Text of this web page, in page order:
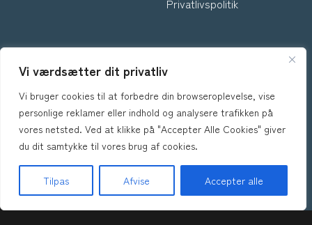
Vi værdsætter dit privatliv
Vi bruger cookies til at forbedre din browseroplevelse, vise
personlige reklamer eller indhold og analysere trafikken på
vores netsted. Ved at klikke på "Accepter Alle Cookies" giver
du dit samtykke til vores brug af cookies.
Tilpas Afvise Accepter alle
INFORMATION
*Kontakt os hvis du har
spørgsmål vedr. allergene
ingredienser i vores retter.